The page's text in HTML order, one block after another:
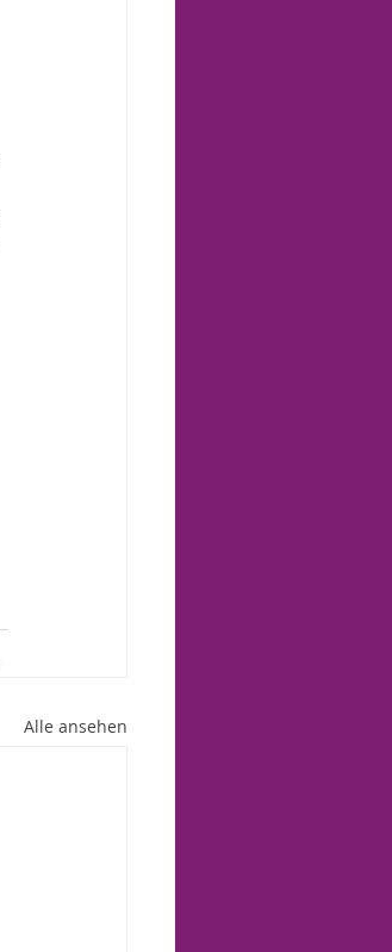
Alle ansehen